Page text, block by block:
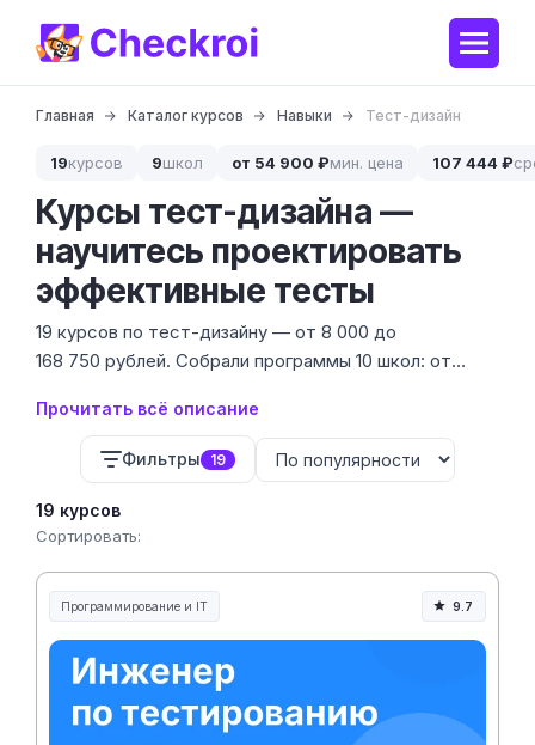
Главная Каталог курсов Навыки Тест-дизайн
19курсов 9школ от 54 900 ₽мин. цена 107 444 ₽
Курсы тест-дизайна —
научитесь проектировать
эффективные тесты
19 курсов по тест-дизайну — от 8 000 до
168 750 рублей. Собрали программы 10 школ: от
углублённых модулей в составе QA-программ.
Прочитать всё описание
Фильтры 19
19 курсов
Сортировать:
Программирование и IT 9.7